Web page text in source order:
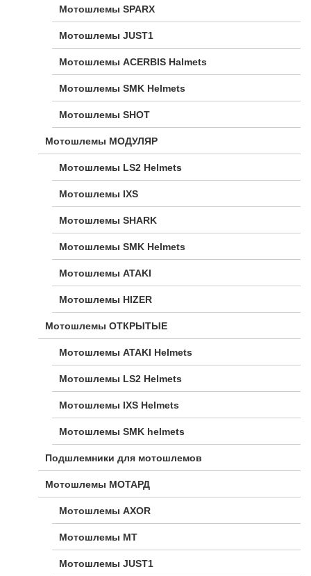
Мотошлемы SPARX
Мотошлемы JUST1
Мотошлемы ACERBIS Halmets
Мотошлемы SMK Helmets
Мотошлемы SHOT
Мотошлемы МОДУЛЯР
Мотошлемы LS2 Helmets
Мотошлемы IXS
Мотошлемы SHARK
Мотошлемы SMK Helmets
Мотошлемы ATAKI
Мотошлемы HIZER
Мотошлемы ОТКРЫТЫЕ
Мотошлемы ATAKI Helmets
Мотошлемы LS2 Helmets
Мотошлемы IXS Helmets
Мотошлемы SMK helmets
Подшлемники для мотошлемов
Мотошлемы МОТАРД
Мотошлемы AXOR
Мотошлемы MT
Мотошлемы JUST1